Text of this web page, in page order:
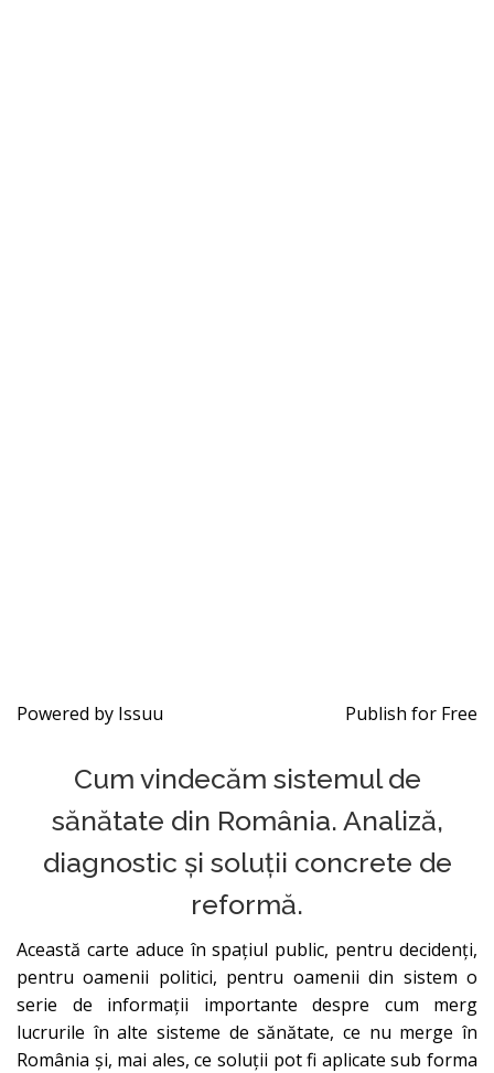
Powered by Issuu Publish for Free
Cum vindecăm sistemul de
sănătate din România. Analiză,
diagnostic și soluții concrete de
reformă.
Această carte aduce în spaţiul public, pentru decidenţi,
pentru oamenii politici, pentru oamenii din sistem o
serie de informaţii importante despre cum merg
lucrurile în alte sisteme de sănătate, ce nu merge în
România şi, mai ales, ce soluţii pot fi aplicate sub forma